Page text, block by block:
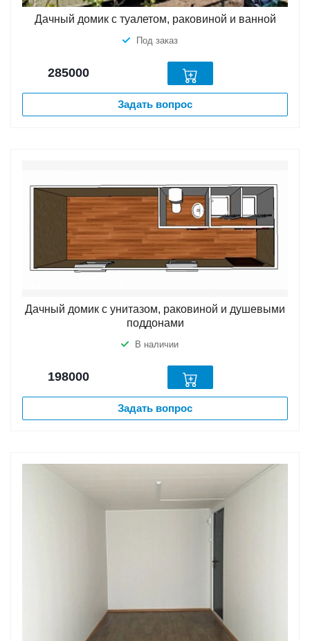
Дачный домик с туалетом, раковиной и ванной
Под заказ
285000
Задать вопрос
Дачный домик с унитазом, раковиной и душевыми
поддонами
В наличии
198000
Задать вопрос